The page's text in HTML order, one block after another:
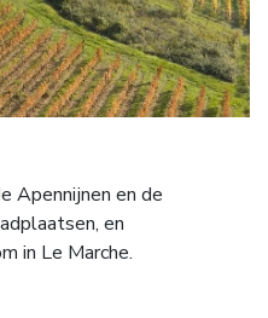
Apennijnen en de
en
in Le Marche.